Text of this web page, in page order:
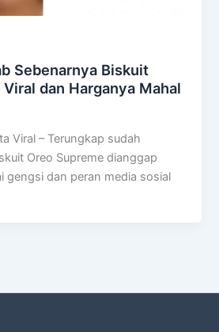
Sebenarnya Biskuit
dan Harganya Mahal
Viral – Terungkap sudah
Oreo Supreme dianggap
gengsi dan peran media sosial